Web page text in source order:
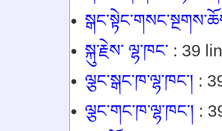
སྐུ་རྗེས་ ལྷ་ཁང་ : 39
ལྕང་སྒང་ཁ་ལྷ་ཁང་། :
ལྕང་གང་ཁ་ལྷ་ཁང་། :